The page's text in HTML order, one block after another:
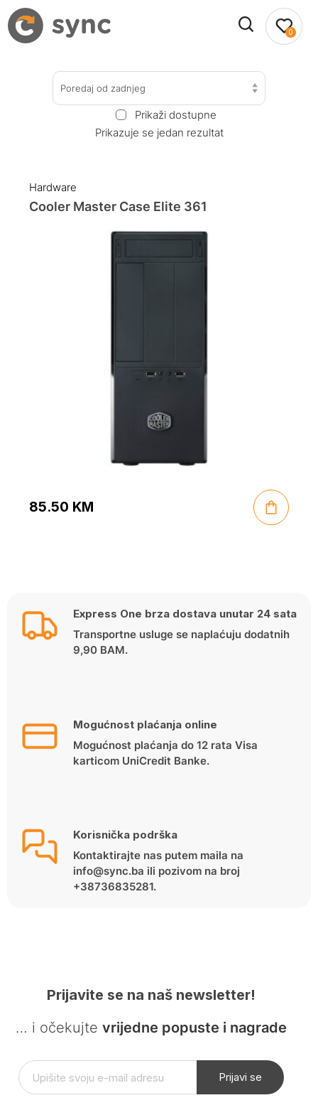
0
Poredaj od zadnjeg
Prikaži dostupne
Prikazuje se jedan rezultat
Hardware
Cooler Master Case Elite 361
85.50 KM
Express One brza dostava unutar 24 sata
Transportne usluge se naplaćuju dodatnih
9,90 BAM.
Mogućnost plaćanja online
Mogućnost plaćanja do 12 rata Visa
karticom UniCredit Banke.
Korisnička podrška
Kontaktirajte nas putem maila na
info@sync.ba ili pozivom na broj
+38736835281.
Prijavite se na naš newsletter!
… i očekujte vrijedne popuste i nagrade
Prijavi se